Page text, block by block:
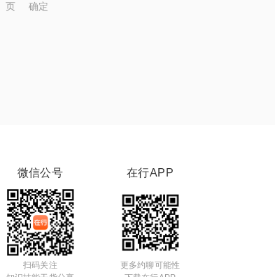
页 确定
微信公号
扫码关注
在行APP
更多约聊可能性